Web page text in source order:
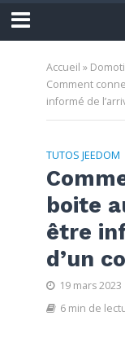
Accueil »
Comment
informé de
TUTOS JEEDOM
boite
être
d’un
19 mars 2023
6 min de